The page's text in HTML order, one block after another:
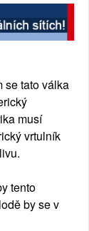
se tato válka
musí
vrtulník
tento
by se v